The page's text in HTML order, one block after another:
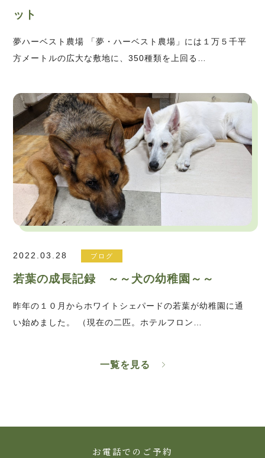
ット
夢ハーベスト農場 「夢・ハーベスト農場」には１万５千平
方メートルの広大な敷地に、350種類を上回る…
2022.03.28 ブログ
若葉の成長記録 ～～犬の幼稚園～～
昨年の１０月からホワイトシェパードの若葉が幼稚園に通
い始めました。 （現在の二匹。ホテルフロン…
一覧を見る
お電話でのご予約